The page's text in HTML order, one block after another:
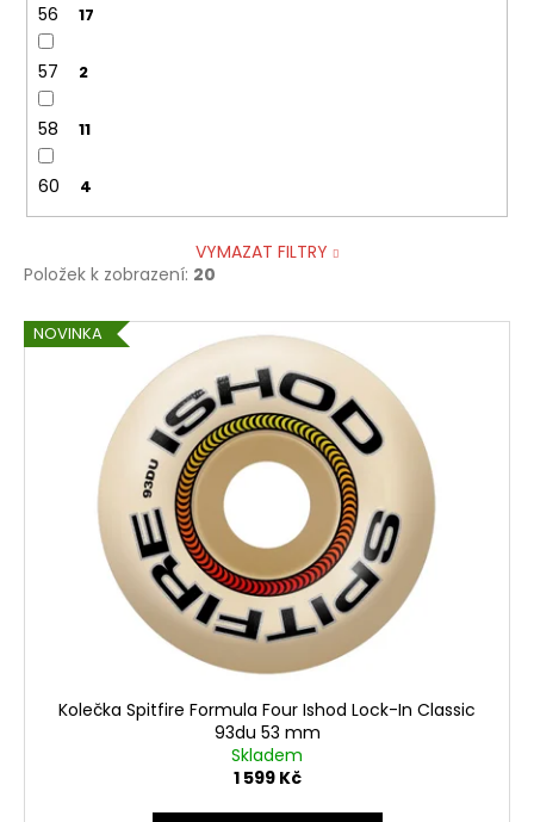
56 17
57 2
58 11
60 4
VYMAZAT FILTRY
Položek k zobrazení: 20
V
NOVINKA
Kolečka Spitfire Formula Four Ishod Lock-In Classic
93du 53 mm
Skladem
1 599 Kč